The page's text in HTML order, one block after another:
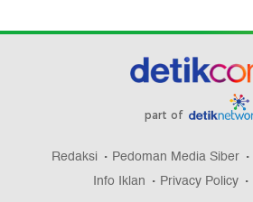
part of
Redaksi Pedoman Media Siber
Info Iklan
Privacy Policy